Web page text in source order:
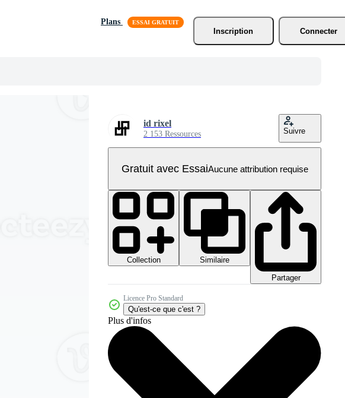
Plans
Inscription
Connecter
id rixel
2 153 Ressources Suivre
Gratuit avec EssaiAucune attribution requise
Collection
Similaire
Partager
Licence Pro Standard
Qu'est-ce que c'est ?
Plus d'infos